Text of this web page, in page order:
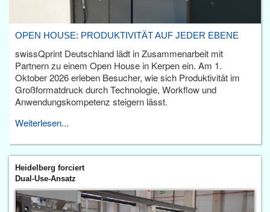
OPEN HOUSE: PRODUKTIVITÄT AUF JEDER EBENE
swissQprint Deutschland lädt in Zusammenarbeit mit
Partnern zu einem Open House in Kerpen ein. Am 1.
Oktober 2026 erleben Besucher, wie sich Produktivität im
Großformatdruck durch Technologie, Workflow und
Anwendungskompetenz steigern lässt.
Weiterlesen...
Heidelberg forciert
Dual-Use-Ansatz